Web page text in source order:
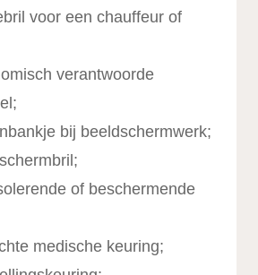
voor een chauffeur of
verantwoorde
bij beeldschermwerk;
of beschermende
medische keuring;